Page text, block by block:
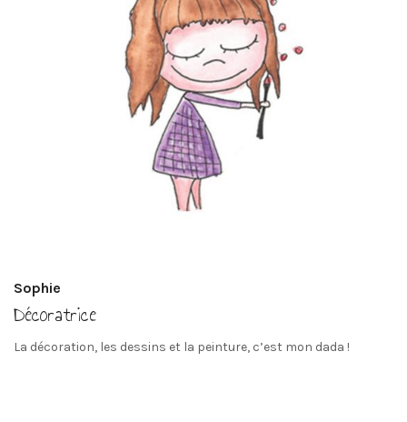
Sophie
Décoratrice
La décoration, les dessins et la peinture, c’est mon dada !